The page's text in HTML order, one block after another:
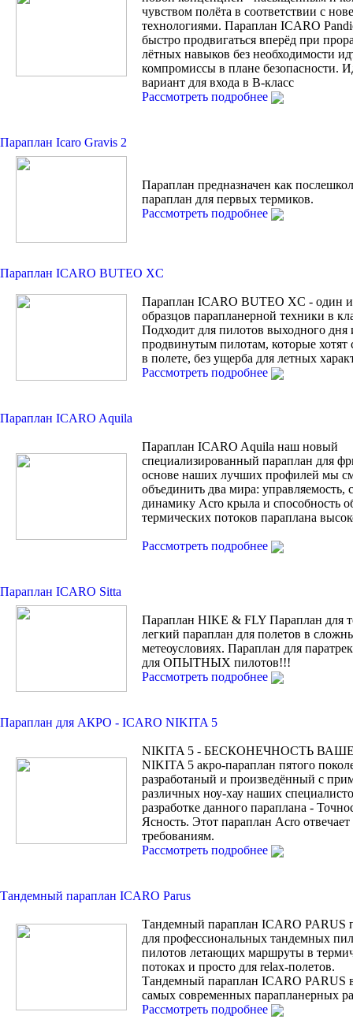
чувством полёта в соответствии с
технологиями. Параплан ICARO
быстро продвигаться вперёд при
лётных навыков без необходимости
компромиссы в плане безопасности.
вариант для входа в В-класс
Рассмотреть подробнее
Параплан Icaro Gravis 2
Параплан предназначен как
параплан для первых термиков.
Рассмотреть подробнее
Параплан ICARO BUTEO XC
Параплан ICARO BUTEO XC - один
образцов парапланерной техники в
Подходит для пилотов выходного дня
продвинутым пилотам, которые хотят
в полете, без ущерба для летных
Рассмотреть подробнее
Параплан ICARO Aquila
Параплан ICARO Aquila наш новый
специализированный параплан для
основе наших лучших профилей мы
объединить два мира: управляемость,
динамику Acro крыла и способность
термических потоков параплана
Рассмотреть подробнее
Параплан ICARO Sitta
Параплан HIKE & FLY Параплан для
легкий параплан для полетов в
метеоусловиях. Параплан для
для ОПЫТНЫХ пилотов!!!
Рассмотреть подробнее
Параплан для АКРО - ICARO NIKITA 5
NIKITA 5 - БЕСКОНЕЧНОСТЬ
NIKITA 5 акро-параплан пятого
разработаный и произведённый с
различных ноу-хау наших
разработке данного параплана -
Ясность. Этот параплан Acro
требованиям.
Рассмотреть подробнее
Тандемный параплан ICARO Parus
Тандемный параплан ICARO PARUS
для профессиональных тандемных
пилотов летающих маршруты в
потоках и просто для relax-полетов.
Тандемный параплан ICARO PARUS
самых современных парапланерных
Рассмотреть подробнее